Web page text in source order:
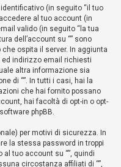
(in seguito “il tuo
al tuo account (in
valido (in seguito “la tua
dell’account su “” sono
ospita il server. In aggiunta
indirizzo email richiesti
altra informazione sia
di “”. In tutti i casi, hai la
che hai fornito possano
hai facoltà di opt-in o opt-
phpBB.
per motivi di sicurezza. In
la stessa password in troppi
tuo account su “”, quindi
circostanza affiliati di “”,